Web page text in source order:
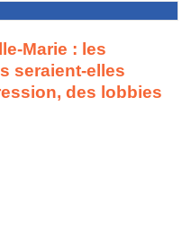
Marie : les
seraient-elles
des lobbies